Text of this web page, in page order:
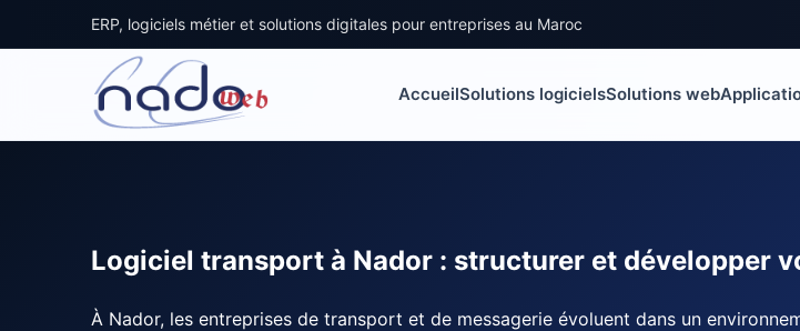
ERP, logiciels métier et solutions digitales pour entreprises au Maroc
AccueilSolutions logicielsSolutions web
Logiciel transport à Nador : structurer et développer
À Nador, les entreprises de transport et de messagerie évoluent dans un